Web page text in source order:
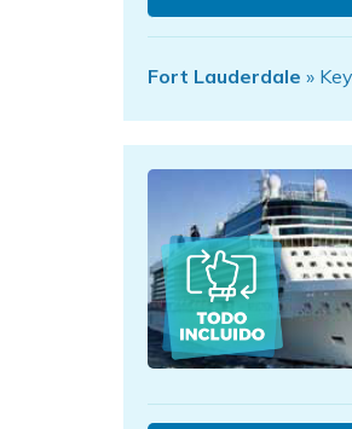
Fort Lauderdale »